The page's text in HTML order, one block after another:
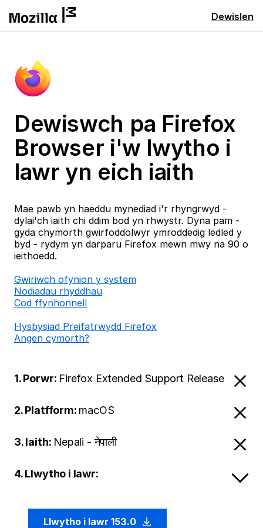
Dewislen
Dewiswch pa Firefox
Browser i'w lwytho i
lawr yn eich iaith
Mae pawb yn haeddu mynediad i'r rhyngrwyd -
dylai'ch iaith chi ddim bod yn rhwystr. Dyna pam -
gyda chymorth gwirfoddolwyr ymroddedig ledled y
byd - rydym yn darparu Firefox mewn mwy na 90 o
ieithoedd.
Gwiriwch ofynion y system
Nodiadau rhyddhau
Cod ffynhonnell
Hysbysiad Preifatrwydd Firefox
Angen cymorth?
1. Porwr: Firefox Extended Support Release
2. Platfform: macOS
3. Iaith: Nepali - नेपाली
4. Llwytho i lawr:
Llwytho i lawr 153.0